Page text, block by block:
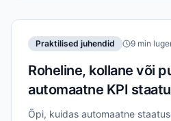
Praktilised juhendid 9 min
Roheline, kollane või
automaatne KPI
Õpi, kuidas automaatne